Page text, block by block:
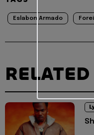
Eslabon Armado
RELATED